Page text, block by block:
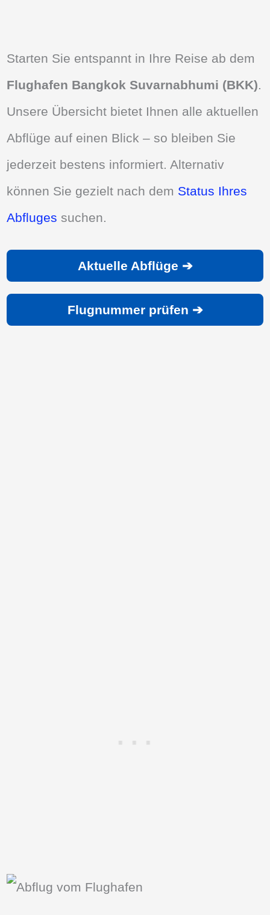
Starten Sie entspannt in Ihre Reise ab dem
Flughafen Bangkok Suvarnabhumi (BKK)
Unsere Übersicht bietet Ihnen alle aktuellen
Abflüge auf einen Blick – so bleiben Sie
jederzeit bestens informiert. Alternativ
können Sie gezielt nach dem Status Ihres
Abfluges suchen.
Aktuelle Abflüge ➔
Flugnummer prüfen ➔